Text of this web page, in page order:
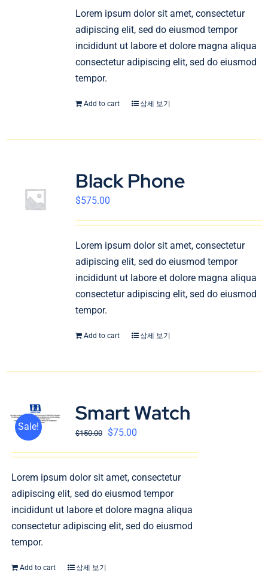
Lorem ipsum dolor sit amet, consectetur
adipiscing elit, sed do eiusmod tempor
incididunt ut labore et dolore magna aliqua
consectetur adipiscing elit, sed do eiusmod
tempor.
Add to cart 상세 보기
Black Phone
$575.00
Lorem ipsum dolor sit amet, consectetur
adipiscing elit, sed do eiusmod tempor
incididunt ut labore et dolore magna aliqua
consectetur adipiscing elit, sed do eiusmod
tempor.
Add to cart 상세 보기
Sale!
Smart Watch
$150.00 $75.00
Lorem ipsum dolor sit amet, consectetur
adipiscing elit, sed do eiusmod tempor
incididunt ut labore et dolore magna aliqua
consectetur adipiscing elit, sed do eiusmod
tempor.
Add to cart 상세 보기